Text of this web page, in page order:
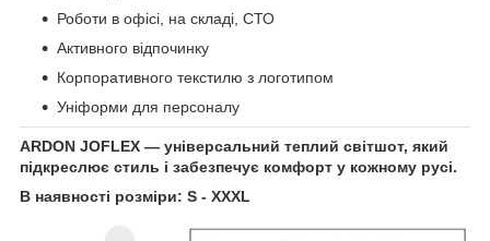
Роботи в офісі, на складі, СТО
Активного відпочинку
Корпоративного текстилю з логотипом
Уніформи для персоналу
ARDON JOFLEX — універсальний теплий світшот, який
підкреслює стиль і забезпечує комфорт у кожному русі.
В наявності розміри: S - XXXL